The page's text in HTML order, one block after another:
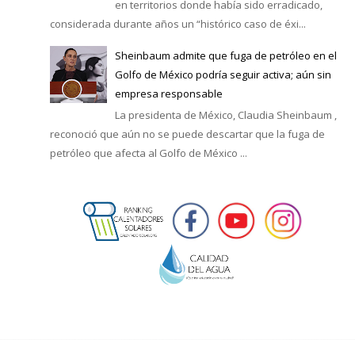
en territorios donde había sido erradicado,
considerada durante años un “histórico caso de éxi...
Sheinbaum admite que fuga de petróleo en el
Golfo de México podría seguir activa; aún sin
empresa responsable
La presidenta de México, Claudia Sheinbaum ,
reconoció que aún no se puede descartar que la fuga de
petróleo que afecta al Golfo de México ...